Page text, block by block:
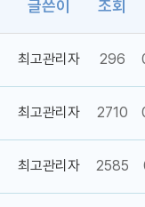
글쓴이 조회
최고관리자 296
최고관리자 2710
최고관리자 2585